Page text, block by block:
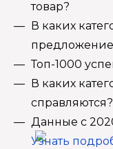
товар?
В каких
Топ-1000
В каких
справляются?
Данные с
Узнать